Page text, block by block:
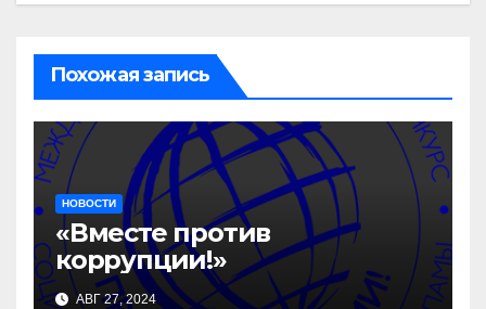
Похожая запись
НОВОСТИ
«Вместе против
коррупции!»
АВГ 27, 2024